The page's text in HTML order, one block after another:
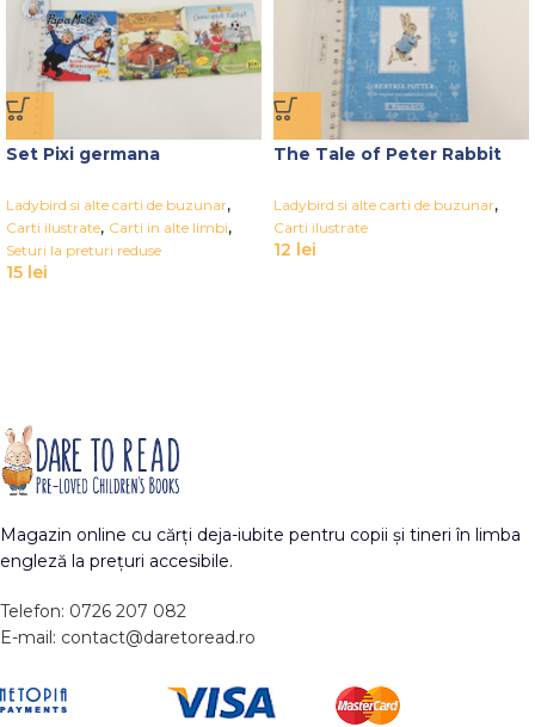
Set Pixi germana
Ladybird si alte carti de buzunar,
Carti ilustrate, Carti in alte limbi,
Seturi la preturi reduse
15 lei
The Tale of Peter Rabbit
Ladybird si alte carti de buzunar,
Carti ilustrate
12 lei
Magazin online cu cărți deja-iubite pentru copii și tineri în limba
engleză la prețuri accesibile.
Telefon: 0726 207 082
E-mail: contact@daretoread.ro